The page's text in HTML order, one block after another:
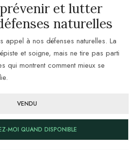
et lutter
naturelles
appel à nos défenses naturelles. La
et soigne, mais ne tire pas parti
qui montrent comment mieux se
VENDU
MOI QUAND DISPONIBLE